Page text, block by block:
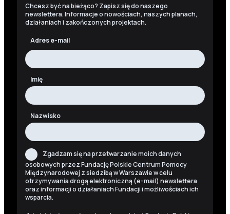
Chcesz być na bieżąco? Zapisz się do naszego
newslettera. Informacje o nowościach, naszych planach,
działaniach i zakończonych projektach.
Adres e-mail
Imię
Nazwisko
Zgadzam się na przetwarzanie moich danych
osobowych przez Fundację Polskie Centrum Pomocy
Międzynarodowej z siedzibą w Warszawie w celu
otrzymywania drogą elektroniczną (e-mail) newslettera
oraz informacji o działaniach Fundacji i możliwościach ich
wsparcia.